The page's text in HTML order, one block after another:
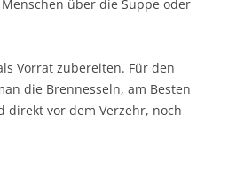
über die Suppe oder
Vorrat zubereiten. Für den
die Brennesseln, am Besten
direkt vor dem Verzehr, noch